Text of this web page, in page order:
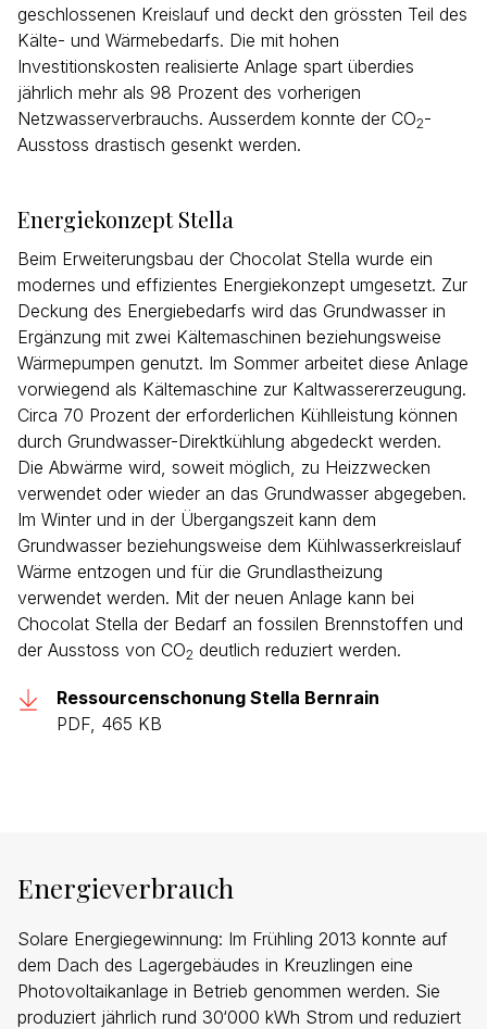
geschlossenen Kreislauf und deckt den grössten Teil des
Kälte- und Wärmebedarfs. Die mit hohen
Investitionskosten realisierte Anlage spart überdies
jährlich mehr als 98 Prozent des vorherigen
Netzwasserverbrauchs. Ausserdem konnte der CO2-
Ausstoss drastisch gesenkt werden.
Energiekonzept Stella
Beim Erweiterungsbau der Chocolat Stella wurde ein
modernes und effizientes Energiekonzept umgesetzt. Zur
Deckung des Energiebedarfs wird das Grundwasser in
Ergänzung mit zwei Kältemaschinen beziehungsweise
Wärmepumpen genutzt. Im Sommer arbeitet diese Anlage
vorwiegend als Kältemaschine zur Kaltwassererzeugung.
Circa 70 Prozent der erforderlichen Kühlleistung können
durch Grundwasser-Direktkühlung abgedeckt werden.
Die Abwärme wird, soweit möglich, zu Heizzwecken
verwendet oder wieder an das Grundwasser abgegeben.
Im Winter und in der Übergangszeit kann dem
Grundwasser beziehungsweise dem Kühlwasserkreislauf
Wärme entzogen und für die Grundlastheizung
verwendet werden. Mit der neuen Anlage kann bei
Chocolat Stella der Bedarf an fossilen Brennstoffen und
der Ausstoss von CO2 deutlich reduziert werden.
Ressourcenschonung Stella Bernrain
PDF, 465 KB
Energieverbrauch
Solare Energiegewinnung: Im Frühling 2013 konnte auf
dem Dach des Lagergebäudes in Kreuzlingen eine
Photovoltaikanlage in Betrieb genommen werden. Sie
produziert jährlich rund 30‘000 kWh Strom und reduziert